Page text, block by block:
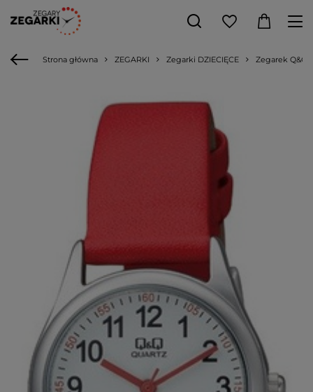
Strona główna ZEGARKI Zegarki DZIECIĘCE Zegarek Q&Q